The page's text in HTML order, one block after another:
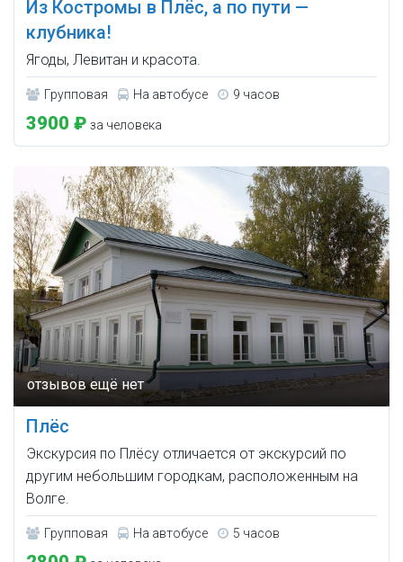
Из Костромы в Плёс, а по пути —
клубника!
Ягоды, Левитан и красота.
Групповая На автобусе 9 часов
3900 ₽ за человека
Плёс
Экскурсия по Плёсу отличается от экскурсий по
другим небольшим городкам, расположенным на
Волге.
Групповая На автобусе 5 часов